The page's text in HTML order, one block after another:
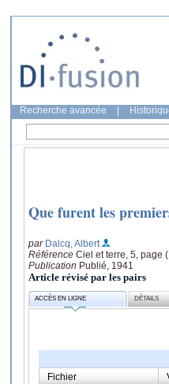
Recherche avancée
Que furent les
par Dalcq, Albert
Référence Ciel et terre, 5, page
Publication Publié, 1941
Article révisé par les pairs
ACCÈS EN LIGNE DÉTAILS
Fichier